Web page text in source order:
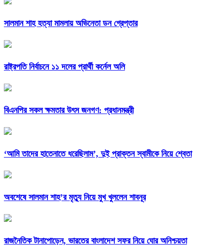
সালমান শাহ হত্যা মামলায় অভিনেতা ডন গ্রেপ্তার
রাষ্ট্রপতি নির্বাচনে ১১ দলের প্রার্থী কর্নেল অলি
বিএনপির সকল ক্ষমতার উৎস জনগণ: প্রধানমন্ত্রী
‘আমি তাদের হাতেনাতে ধরেছিলাম’, দুই প্রাক্তন স্বামীকে নিয়ে শ্বেতা
অবশেষে সালমান শাহ’র মৃত্যু নিয়ে মুখ খুললেন শাবনূর
রাজনৈতিক টানাপোড়েন, ভারতের বাংলাদেশ সফর নিয়ে ঘোর অনিশ্চয়তা